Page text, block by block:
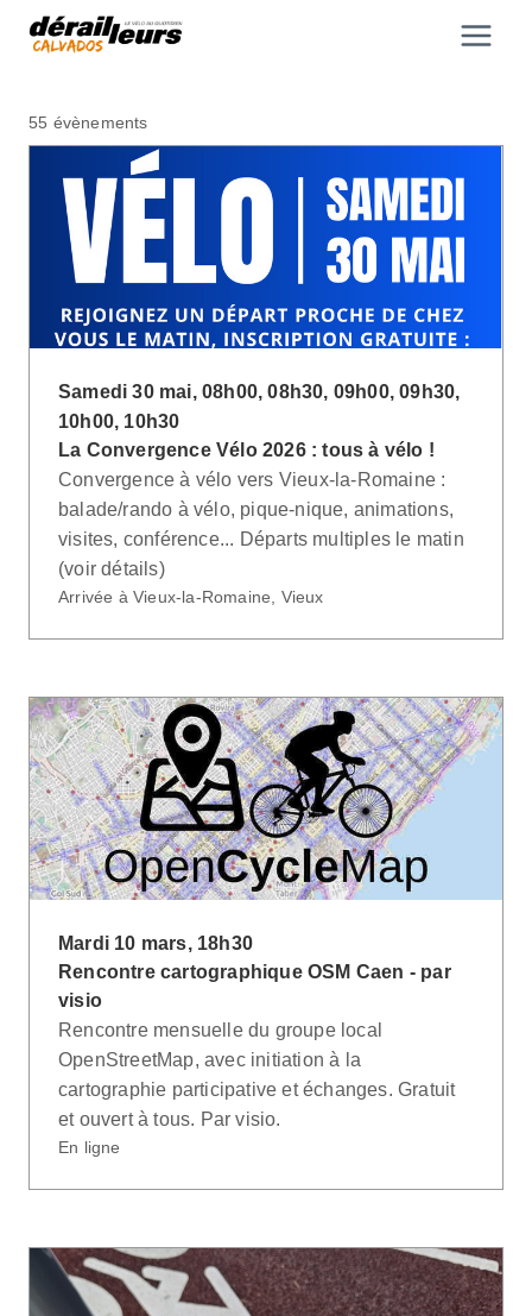
Aller
55 évènements
Samedi 30 mai, 08h00, 08h30, 09h00, 09h30,
10h00, 10h30
La Convergence Vélo 2026 : tous à vélo !
Convergence à vélo vers Vieux-la-Romaine :
balade/rando à vélo, pique-nique, animations,
visites, conférence... Départs multiples le matin
(voir détails)
Arrivée à Vieux-la-Romaine, Vieux
Mardi 10 mars, 18h30
Rencontre cartographique OSM Caen - par
visio
Rencontre mensuelle du groupe local
OpenStreetMap, avec initiation à la
cartographie participative et échanges. Gratuit
et ouvert à tous. Par visio.
En ligne